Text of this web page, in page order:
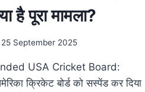
है पूरा मामला?
25 September 2025
USA Cricket Board:
क्रिकेट बोर्ड को सस्पेंड कर दिया